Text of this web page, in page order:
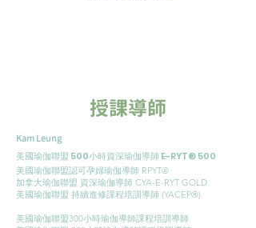
​授課導師
Kam Leung
美國瑜伽聯盟 500小時資深瑜伽導師 E-RYT® 500
美國瑜伽聯盟認可孕婦瑜伽導師 RPYT®
加拿大瑜伽聯盟 資深瑜伽導師 CYA-E-RYT GOLD
美國瑜伽聯盟 持續進修課程培訓導師 (YACEP®️)
美國瑜伽聯盟300小時瑜伽導師課程培訓導師